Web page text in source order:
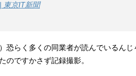
東京IT新聞
恐らく多くの同業者が読んでいるん
のですかさず記録撮影。